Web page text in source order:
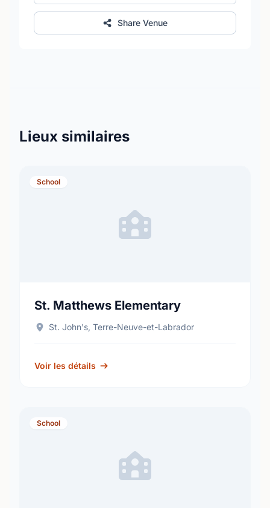
Share Venue
Lieux similaires
School
St. Matthews Elementary
St. John's, Terre-Neuve-et-Labrador
Voir les détails
School